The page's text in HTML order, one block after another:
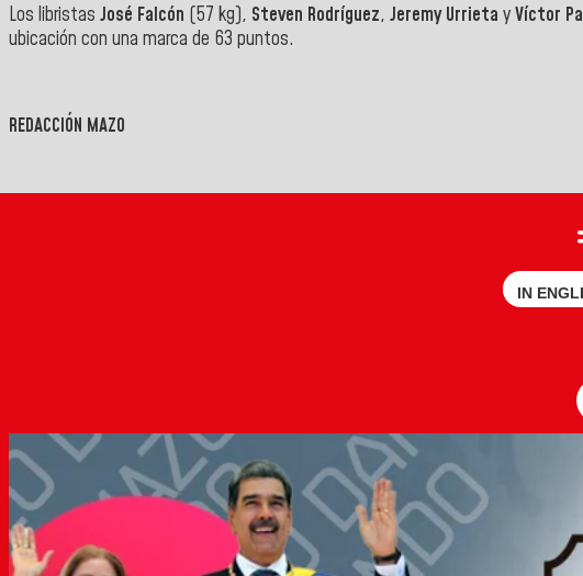
Los libristas José Falcón (57 kg), Steven Rodríguez, Jeremy Urrieta yVíctor
ubicación con una marca de 63 puntos.
REDACCIÓN MAZO
IN